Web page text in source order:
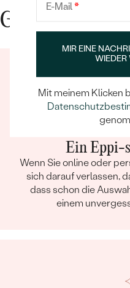
Gute Gründe
Ein Eppi-
Wenn Sie online oder
sich darauf verlassen,
dass schon die
einem
E-Mail*
MIR EINE
WIEDER
Mit meinem Klicken